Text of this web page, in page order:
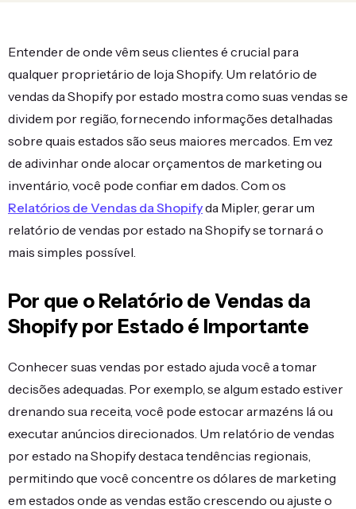
Entender de onde vêm seus clientes é crucial para
qualquer proprietário de loja Shopify. Um relatório de
vendas da Shopify por estado mostra como suas vendas se
dividem por região, fornecendo informações detalhadas
sobre quais estados são seus maiores mercados. Em vez
de adivinhar onde alocar orçamentos de marketing ou
inventário, você pode confiar em dados. Com os
Relatórios de Vendas da Shopifyda Mipler, gerar um
relatório de vendas por estado na Shopify se tornará o
mais simples possível.
Por que o Relatório de Vendas da
Shopify por Estado é Importante
Conhecer suas vendas por estado ajuda você a tomar
decisões adequadas. Por exemplo, se algum estado estiver
drenando sua receita, você pode estocar armazéns lá ou
executar anúncios direcionados. Um relatório de vendas
por estado na Shopify destaca tendências regionais,
permitindo que você concentre os dólares de marketing
em estados onde as vendas estão crescendo ou ajuste o